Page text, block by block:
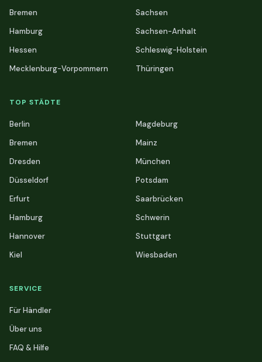
Bremen
Hamburg
Hessen
Mecklenburg-Vorpommern
Sachsen
Sachsen-Anhalt
Schleswig-Holstein
Thüringen
TOP STÄDTE
Berlin
Bremen
Dresden
Düsseldorf
Erfurt
Hamburg
Hannover
Kiel
Magdeburg
Mainz
München
Potsdam
Saarbrücken
Schwerin
Stuttgart
Wiesbaden
SERVICE
Für Händler
Über uns
FAQ & Hilfe